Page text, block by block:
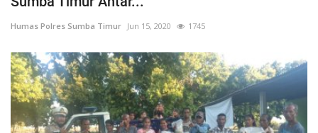
Humas Polres Sumba Timur Jun 15, 2020 1745